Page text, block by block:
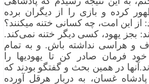
كرده و بازی را از دیگران برده
از این امت، چه كسانی ختنه می‏كنند؟
بجز یهود، كسی دیگر ختنه نمی‌كند.
و هراسی نداشته باش. و به تمام
فرمان صادر كن تا یهودی‏ها را
در همین بحث و گفتگو بودند كه
غسان، به دربار هرقل آورده